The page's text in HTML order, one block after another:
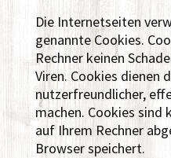
Die Internetseiten
genannte Cookies.
Rechner keinen
Viren. Cookies dienen
nutzerfreundlicher,
machen. Cookies sind
auf Ihrem Rechner
Browser speichert.